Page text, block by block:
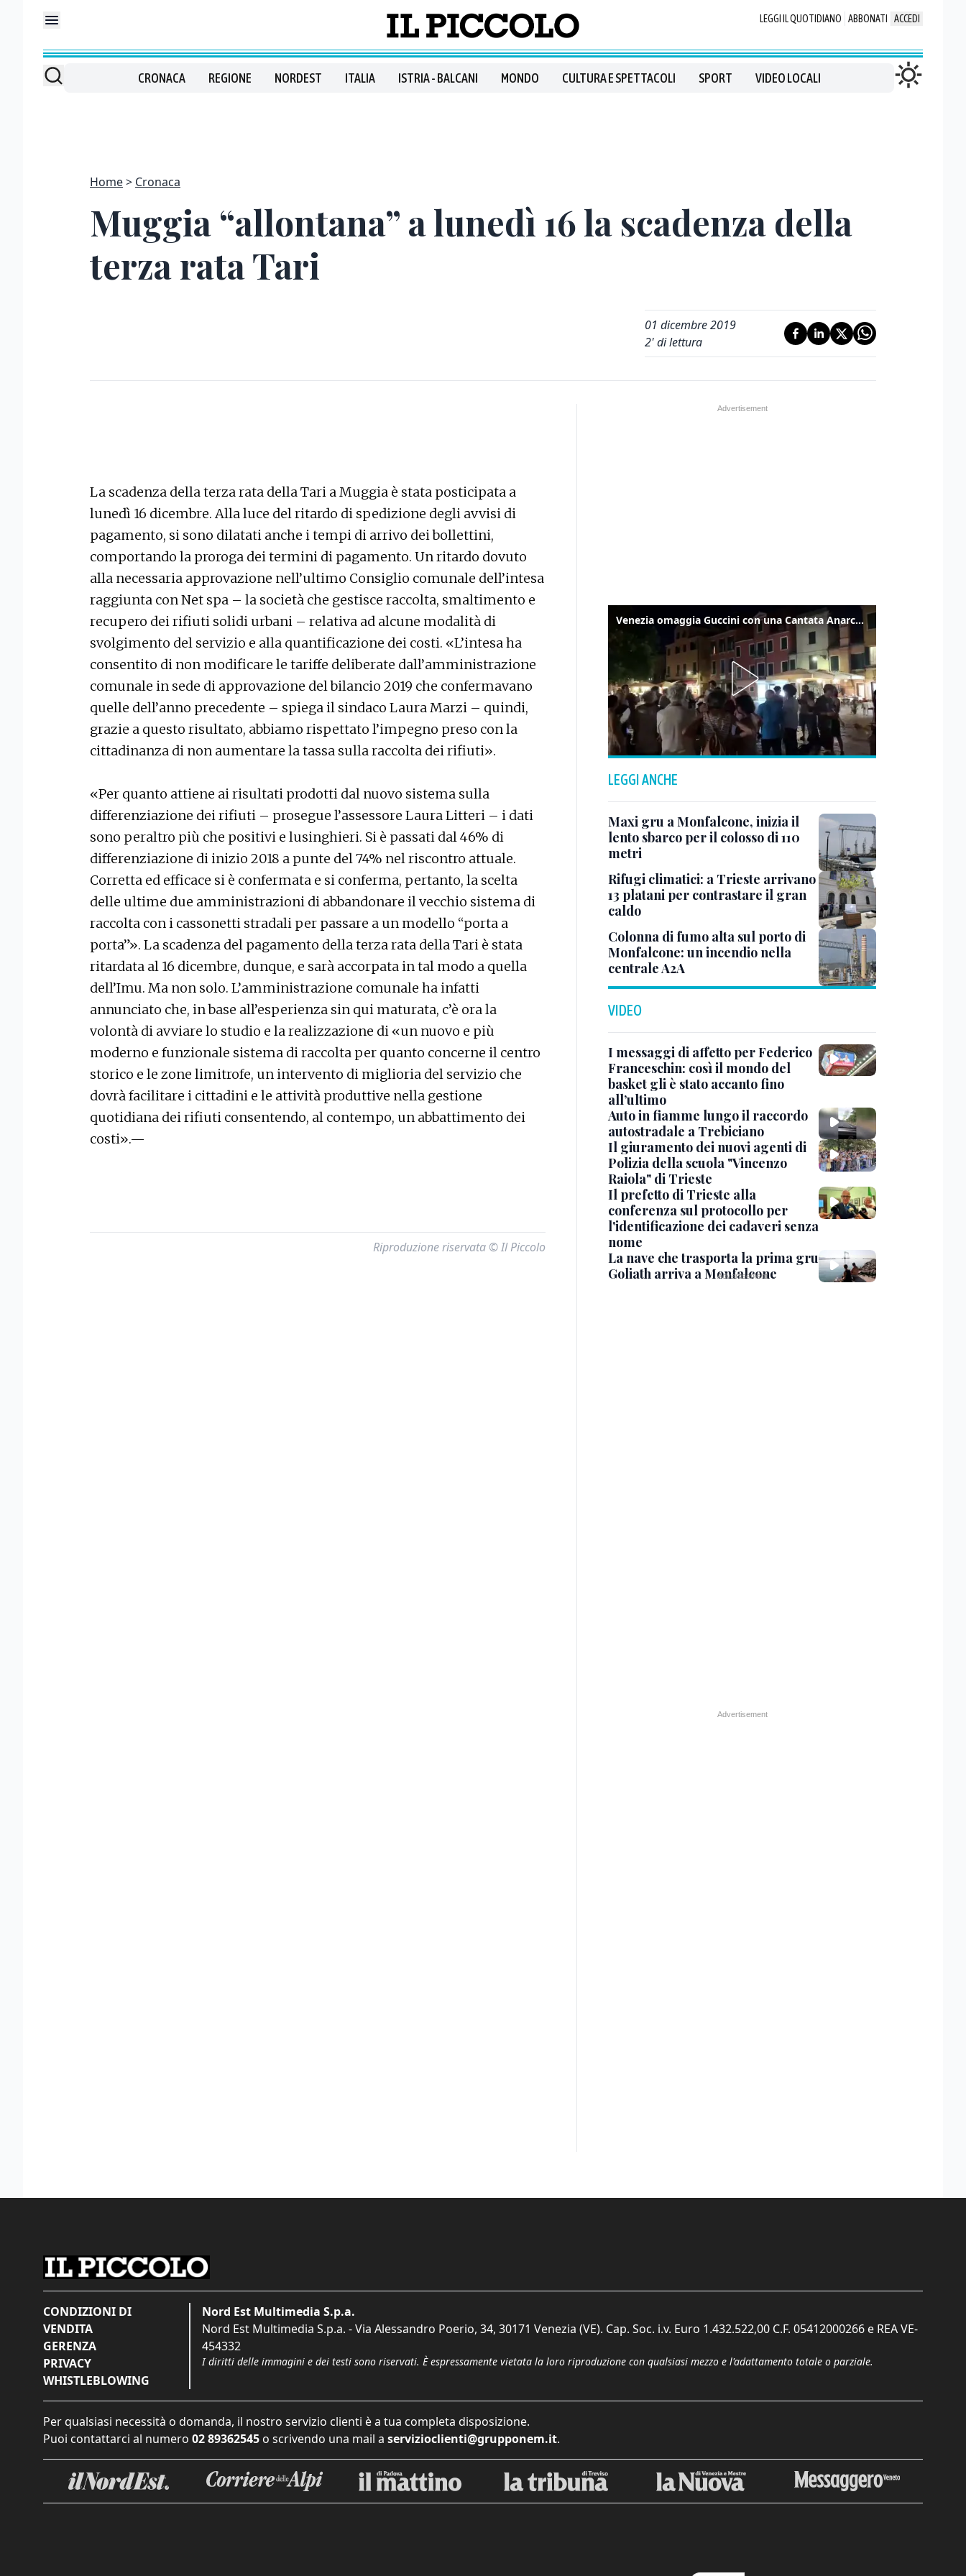
LEGGI IL QUOTIDIANO ABBONATI ACCEDI
CRONACA REGIONE NORDEST ITALIA ISTRIA - BALCANI MONDO CULTURA E SPETTACOLI SPORT VIDEO LOCALI
Home Cronaca
Muggia “allontana” a lunedì 16 la scadenza della
terza rata Tari
01 dicembre 2019
2' di lettura
La scadenza della terza rata della Tari a Muggia è stata posticipata a
lunedì 16 dicembre. Alla luce del ritardo di spedizione degli avvisi di
pagamento, si sono dilatati anche i tempi di arrivo dei bollettini,
comportando la proroga dei termini di pagamento. Un ritardo dovuto
alla necessaria approvazione nell’ultimo Consiglio comunale dell’intesa
raggiunta con Net spa – la società che gestisce raccolta, smaltimento e
recupero dei rifiuti solidi urbani – relativa ad alcune modalità di
svolgimento del servizio e alla quantificazione dei costi. «L’intesa ha
consentito di non modificare le tariffe deliberate dall’amministrazione
comunale in sede di approvazione del bilancio 2019 che confermavano
quelle dell’anno precedente – spiega il sindaco Laura Marzi – quindi,
grazie a questo risultato, abbiamo rispettato l’impegno preso con la
cittadinanza di non aumentare la tassa sulla raccolta dei rifiuti».
«Per quanto attiene ai risultati prodotti dal nuovo sistema sulla
differenziazione dei rifiuti – prosegue l’assessore Laura Litteri – i dati
sono peraltro più che positivi e lusinghieri. Si è passati dal 46% di
differenziazione di inizio 2018 a punte del 74% nel riscontro attuale.
Corretta ed efficace si è confermata e si conferma, pertanto, la scelta
delle ultime due amministrazioni di abbandonare il vecchio sistema di
raccolta con i cassonetti stradali per passare a un modello “porta a
porta”». La scadenza del pagamento della terza rata della Tari è stata
ritardata al 16 dicembre, dunque, e sarà accorpata in tal modo a quella
dell’Imu. Ma non solo. L’amministrazione comunale ha infatti
annunciato che, in base all’esperienza sin qui maturata, c’è ora la
volontà di avviare lo studio e la realizzazione di «un nuovo e più
moderno e funzionale sistema di raccolta per quanto concerne il centro
storico e le zone limitrofe, un intervento di miglioria del servizio che
dovrà facilitare i cittadini e le attività produttive nella gestione
quotidiana dei rifiuti consentendo, al contempo, un abbattimento dei
costi».—
Riproduzione riservata © Il Piccolo
Venezia omaggia Guccini con una Cantata Anarchica in campo Santa Margherita
LEGGI ANCHE
Maxi gru a Monfalcone, inizia il
lento sbarco per il colosso di 110
metri
Rifugi climatici: a Trieste arrivano
13 platani per contrastare il gran
caldo
Colonna di fumo alta sul porto di
Monfalcone: un incendio nella
centrale A2A
VIDEO
I messaggi di affetto per Federico
Franceschin: così il mondo del
basket gli è stato accanto fino
all’ultimo
Auto in fiamme lungo il raccordo
autostradale a Trebiciano
Il giuramento dei nuovi agenti di
Polizia della scuola "Vincenzo
Raiola" di Trieste
Il prefetto di Trieste alla
conferenza sul protocollo per
l'identificazione dei cadaveri senza
nome
La nave che trasporta la prima gru
Goliath arriva a Monfalcone
CONDIZIONI DI
VENDITA
GERENZA
PRIVACY
WHISTLEBLOWING
Nord Est Multimedia S.p.a.
Nord Est Multimedia S.p.a. - Via Alessandro Poerio, 34, 30171 Venezia (VE). Cap. Soc. i.v. Euro 1.432.522,00 C.F. 05412000266 e REA VE-
454332
I diritti delle immagini e dei testi sono riservati. È espressamente vietata la loro riproduzione con qualsiasi mezzo e l'adattamento totale o parziale.
Per qualsiasi necessità o domanda, il nostro servizio clienti è a tua completa disposizione.
Puoi contattarci al numero 02 89362545 o scrivendo una mail a servizioclienti@grupponem.it.